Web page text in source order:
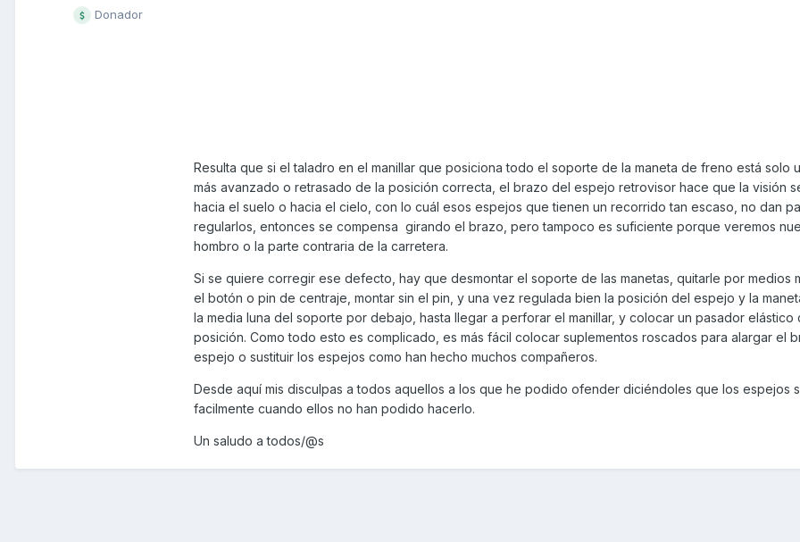
Donador
Resulta que si el taladro en el manillar que posiciona todo el soporte de la maneta de freno está solo
más avanzado o retrasado de la posición correcta, el brazo del espejo retrovisor hace que la visión
hacia el suelo o hacia el cielo, con lo cuál esos espejos que tienen un recorrido tan escaso, no dan
regularlos, entonces se compensa girando el brazo, pero tampoco es suficiente porque veremos
hombro o la parte contraria de la carretera.
Si se quiere corregir ese defecto, hay que desmontar el soporte de las manetas, quitarle por medios
el botón o pin de centraje, montar sin el pin, y una vez regulada bien la posición del espejo y la
la media luna del soporte por debajo, hasta llegar a perforar el manillar, y colocar un pasador elástico
posición. Como todo esto es complicado, es más fácil colocar suplementos roscados para alargar el
espejo o sustituir los espejos como han hecho muchos compañeros.
Desde aquí mis disculpas a todos aquellos a los que he podido ofender diciéndoles que los espejos
facilmente cuando ellos no han podido hacerlo.
Un saludo a todos/@s